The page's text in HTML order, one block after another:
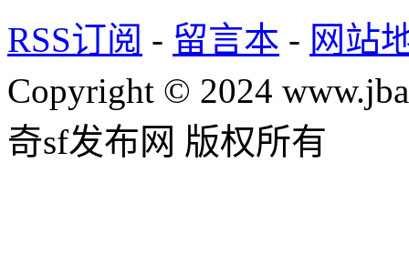
RSS订阅 - 留言本 - 网站
Copyright © 2024
奇sf发布网 版权所有